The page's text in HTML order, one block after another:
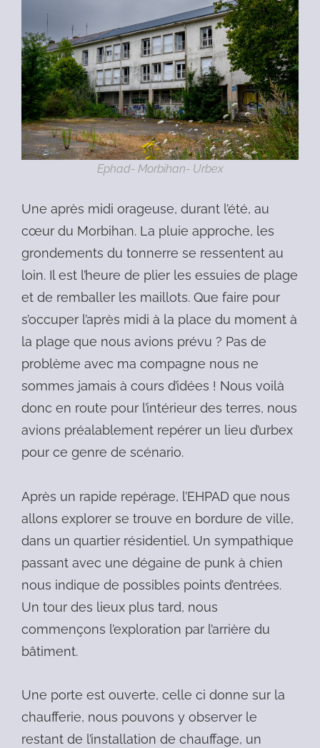
Ephad- Morbihan- Urbex
Une après midi orageuse, durant l’été, au
cœur du Morbihan. La pluie approche, les
grondements du tonnerre se ressentent au
loin. Il est l’heure de plier les essuies de plage
et de remballer les maillots. Que faire pour
s’occuper l’après midi à la place du moment à
la plage que nous avions prévu ? Pas de
problème avec ma compagne nous ne
sommes jamais à cours d’idées ! Nous voilà
donc en route pour l’intérieur des terres, nous
avions préalablement repérer un lieu d’urbex
pour ce genre de scénario.
Après un rapide repérage, l’EHPAD que nous
allons explorer se trouve en bordure de ville,
dans un quartier résidentiel. Un sympathique
passant avec une dégaine de punk à chien
nous indique de possibles points d’entrées.
Un tour des lieux plus tard, nous
commençons l’exploration par l’arrière du
bâtiment.
Une porte est ouverte, celle ci donne sur la
chaufferie, nous pouvons y observer le
restant de l’installation de chauffage, un